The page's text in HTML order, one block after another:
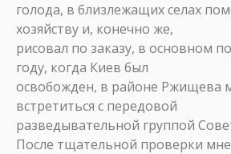
голода, в близлежащих селах
хозяйству и, конечно же,
рисовал по заказу, в основном
году, когда Киев был
освобожден, в районе Ржищева
встретиться с передовой
разведывательной группой
После тщательной проверки мне